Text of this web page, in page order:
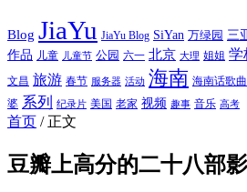
Blog JiaYu JiaYu Blog SiYan 万绿园 三
作品 儿童 儿童节 公园 六一 北京 大理 姐姐 学
文昌 旅游 春节 服务器 活动 海南 海南话歌曲
婆 系列 纪录片 美国 老家 视频 趣事 音乐 高考
首页 / 正文
豆瓣上高分的二十八部